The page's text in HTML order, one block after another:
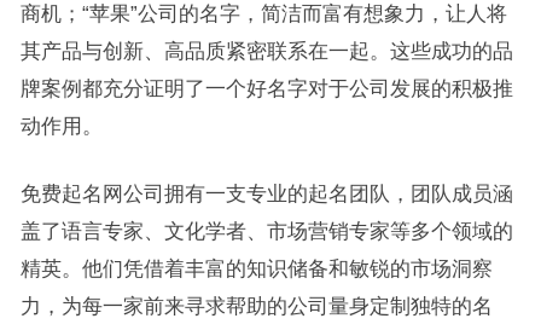
商机；“苹果”公司的名字，简洁而富有想象力，让人将
其产品与创新、高品质紧密联系在一起。这些成功的品
牌案例都充分证明了一个好名字对于公司发展的积极推
动作用。
免费起名网公司拥有一支专业的起名团队，团队成员涵
盖了语言专家、文化学者、市场营销专家等多个领域的
精英。他们凭借着丰富的知识储备和敏锐的市场洞察
力，为每一家前来寻求帮助的公司量身定制独特的名